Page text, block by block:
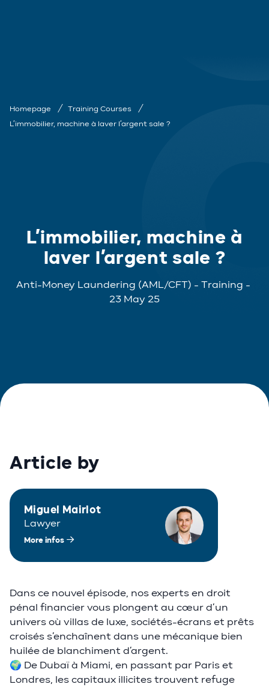
Homepage
Training Courses
L’immobilier, machine à laver l’argent sale ?
L’immobilier, machine à
laver l’argent sale ?
Anti-Money Laundering (AML/CFT) - Training -
23 May 25
Article by
Miguel Mairlot
Lawyer
More infos
Dans ce nouvel épisode, nos experts en droit
pénal financier vous plongent au cœur d’un
univers où villas de luxe, sociétés-écrans et prêts
croisés s’enchaînent dans une mécanique bien
huilée de blanchiment d’argent.
🌍 De Dubaï à Miami, en passant par Paris et
Londres, les capitaux illicites trouvent refuge